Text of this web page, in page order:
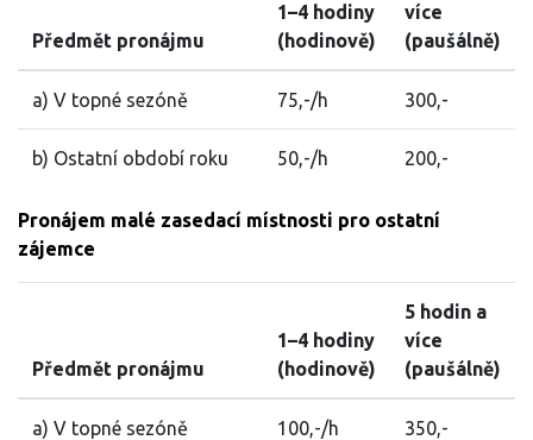
Předmět pronájmu
1–4 hodiny
(hodinově)
více
(paušálně)
a) V topné sezóně 75,-/h 300,-
b) Ostatní období roku 50,-/h 200,-
Pronájem malé zasedací místnosti pro ostatní
zájemce
Předmět pronájmu
1–4 hodiny
(hodinově)
5 hodin a
více
(paušálně)
a) V topné sezóně 100,-/h 350,-